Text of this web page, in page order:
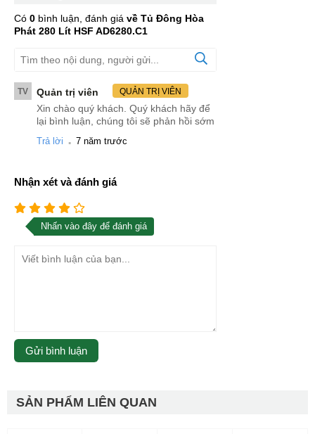
Có 0 bình luận, đánh giá về Tủ Đông Hòa
Phát 280 Lít HSF AD6280.C1
TV Quản trị viên QUẢN TRỊ VIÊN
Xin chào quý khách. Quý khách hãy để
lại bình luận, chúng tôi sẽ phản hồi sớm
Trả lời . 7 năm trước
Nhận xét và đánh giá
Nhấn vào đây để đánh giá
SẢN PHẨM LIÊN QUAN